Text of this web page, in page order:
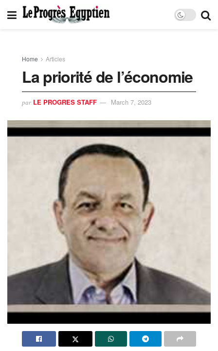
Home Articles
La priorité de l’économie
par LE PROGRES STAFF March 7, 2023